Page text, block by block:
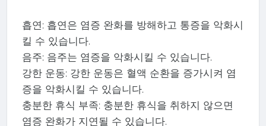
흡연: 흡연은 염증 완화를 방해하고 통증을 악화시
킬 수 있습니다.
음주: 음주는 염증을 악화시킬 수 있습니다.
강한 운동: 강한 운동은 혈액 순환을 증가시켜 염
증을 악화시킬 수 있습니다.
충분한 휴식 부족: 충분한 휴식을 취하지 않으면
염증 완화가 지연될 수 있습니다.